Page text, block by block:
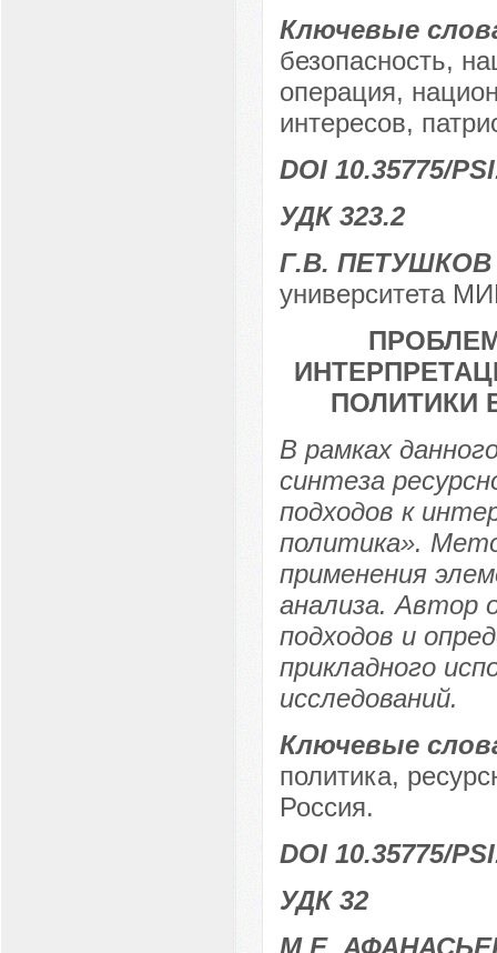
Ключевые
безопасность,
операция,
интересов,
DOI 10.35775/
УДК 323.2
Г.В. ПЕТУШКОВ
университета
ПОЛИТИКИ
В рамках
синтеза
подходов к
политика».
применения
анализа. Автор
подходов и
прикладного
исследований.
Ключевые
политика,
Россия.
DOI 10.35775/
УДК 32